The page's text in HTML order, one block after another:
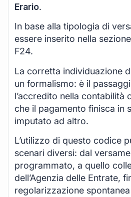
Erario.
In base alla tipologia di
essere inserito nella sezione
F24.
La corretta individuazione
un formalismo: è il
l’accredito nella contabilità
che il pagamento finisca in
imputato ad altro.
L’utilizzo di questo codice
scenari diversi: dal
programmato, a quello
dell’Agenzia delle Entrate,
regolarizzazione